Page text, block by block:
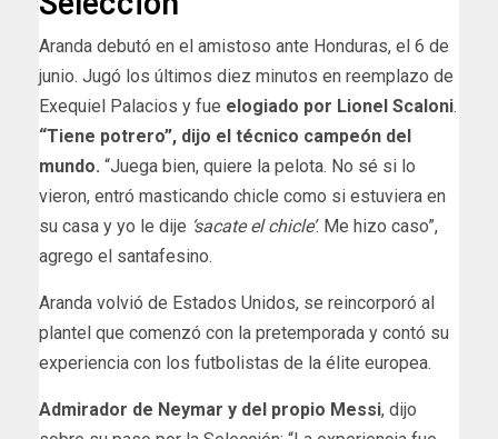
Aranda debutó en el amistoso ante Honduras, el 6 de
junio. Jugó los últimos diez minutos en reemplazo de
Exequiel Palacios y fue elogiado por Lionel Scaloni.
“Tiene potrero”, dijo el técnico campeón del
mundo. “Juega bien, quiere la pelota. No sé si lo
vieron, entró masticando chicle como si estuviera en
su casa y yo le dije ‘sacate el chicle’. Me hizo caso”,
agrego el santafesino.
Aranda volvió de Estados Unidos, se reincorporó al
plantel que comenzó con la pretemporada y contó su
experiencia con los futbolistas de la élite europea.
Admirador de Neymar y del propio Messi, dijo